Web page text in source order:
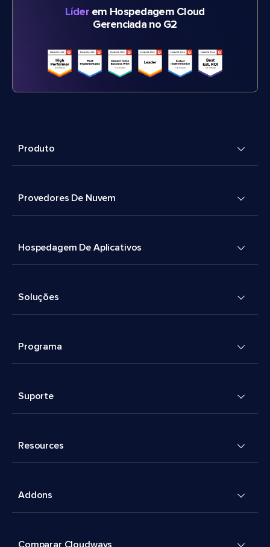
Líderem Hospedagem Cloud
Gerenciada no G2
Produto
Provedores De Nuvem
Hospedagem De Aplicativos
Soluções
Programa
Suporte
Resources
Addons
Comparar Cloudways